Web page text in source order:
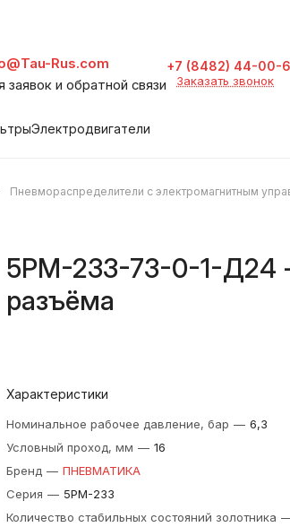
Rus.com
заявок и обратной связи
+7 (8482) 44-00-
Заказать звонок
Электродвигатели
Пневмораспределители с электромагнитным
5РМ-233-73-0-1-Д24
разъёма
Характеристики
Номинальное рабочее давление, бар — 6,3
Условный проход, мм — 16
Бренд — ПНЕВМАТИКА
Серия — 5РМ-233
Количество стабильных состояний золотника